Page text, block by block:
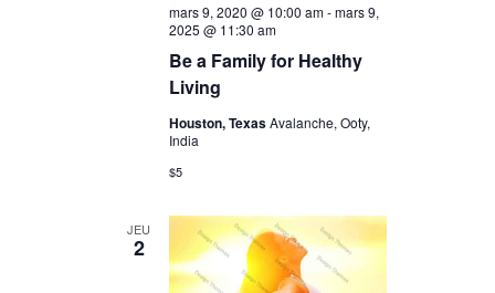
Be a Family for Healthy
Living
mars 9, 2020 @ 10:00 am-mars 9,
2025 @ 11:30 am
Houston, TexasAvalanche, Ooty,
India
$5
JEU
2